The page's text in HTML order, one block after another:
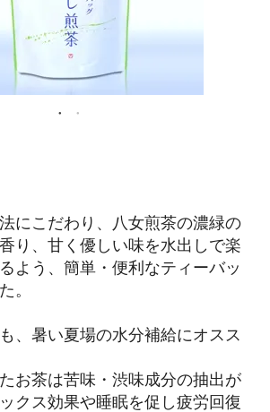
にこだわり、八女煎茶の濃緑の
り、甘く優しい味を水出しで楽
よう、簡単・便利なティーバッ
。
、暑い夏場の水分補給にオスス
お茶は苦味・渋味成分の抽出が
クス効果や睡眠を促し疲労回復